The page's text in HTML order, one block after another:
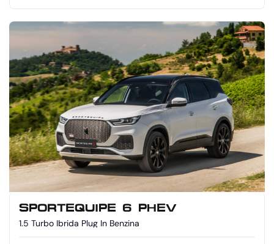
SPORTEQUIPE 6 PHEV
1.5 Turbo Ibrida Plug In Benzina